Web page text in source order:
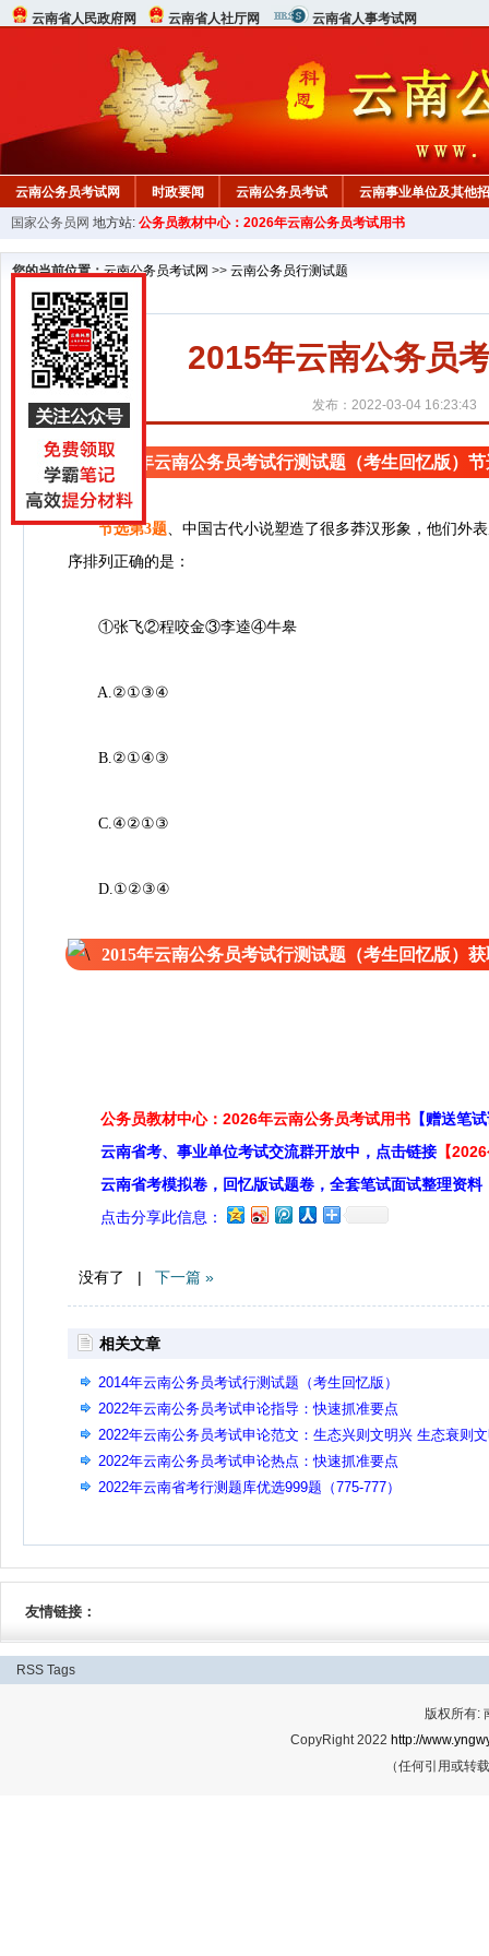
云南省人民政府网 云南省人社厅网 云南省人事考试网
云南公务员考试网 时政要闻 云南公务员考试
云南事业单位及其他
国家公务员网 地方站: 公务员教材中心：2026年云南公务员考试用书
您的当前位置：云南公务员考试网 >> 云南公务员行测试题
2015年云南公务员
发布：2022-03-04 16:23:43
2015年云南公务员考试行测试题（考生回忆版）
节选第3题
中国古代小说塑造了很多莽汉形象，他们外
序排列正确的是：
①张飞②程咬金③李逵④牛皋
A.②①③④
B.②①④③
C.④②①③
D.①②③④
2015年云南公务员考试行测试题（考生回忆版）获
公务员教材中心：2026年云南公务员考试用书 【赠送笔
云南省考、事业单位考试交流群开放中，点击链接 【
云南省考模拟卷，回忆版试题卷，全套笔试面试整理资料
点击分享此信息：
没有了 | 下一篇 »
相关文章
2014年云南公务员考试行测试题（考生回忆版）
2022年云南公务员考试申论指导：快速抓准要点
2022年云南公务员考试申论范文：生态兴则文明兴 生态衰则
衰
2022年云南公务员考试申论热点：快速抓准要点
2022年云南省考行测题库优选999题（775-777）
友情链接：
RSS Tags
版权所有:
CopyRight 2022 http://
（任何引用或转